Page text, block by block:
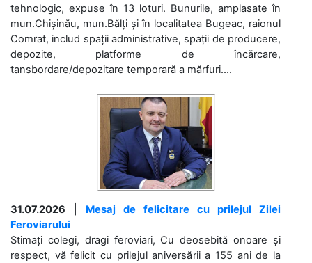
tehnologic, expuse în 13 loturi. Bunurile, amplasate în
mun.Chișinău, mun.Bălți și în localitatea Bugeac, raionul
Comrat, includ spații administrative, spații de producere,
depozite, platforme de încărcare,
tansbordare/depozitare temporară a mărfuri....
31.07.2026
Mesaj de felicitare cu prilejul Zilei
Feroviarului
Stimați colegi, dragi feroviari, Cu deosebită onoare și
respect, vă felicit cu prilejul aniversării a 155 ani de la